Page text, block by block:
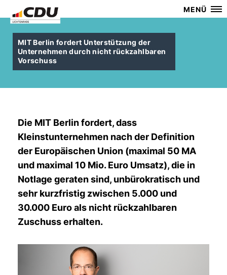
MENÜ
MIT Berlin fordert Unterstützung der
Unternehmen durch nicht rückzahlbaren
Vorschuss
Die MIT Berlin fordert, dass
Kleinstunternehmen nach der Definition
der Europäischen Union (maximal 50 MA
und maximal 10 Mio. Euro Umsatz), die in
Notlage geraten sind, unbürokratisch und
sehr kurzfristig zwischen 5.000 und
30.000 Euro als nicht rückzahlbaren
Zuschuss erhalten.